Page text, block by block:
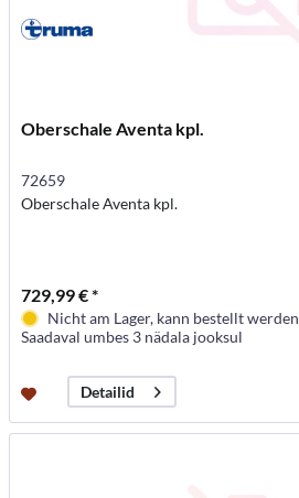
Oberschale Aventa kpl.
72659
Oberschale Aventa kpl.
729,99 € *
Nicht am Lager, kann bestellt werden
Saadaval umbes 3 nädala jooksul
Detailid